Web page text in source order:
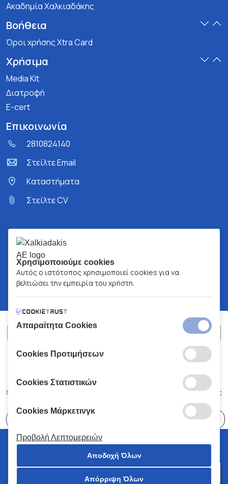
Ακαδημία Χαλκιαδάκης
Βοήθεια
Όροι χρήσης Xtra Card
Χρήσιμα
Media Kit
Διατροφή
E-cert
Επικοινωνία
2810824140
Στείλτε Email
Kαταστήματα
Στείλτε CV
ΧΑΛΚΙΑΔΑΚΗΣ Α.Ε.
Όροι και Προϋποθέσεις Κώδικας Δεοντολογίας
© 2026 Χαλκιαδάκης all rights reserved
Χρησιμοποιούμε cookies
Αυτός ο ιστότοπος χρησιμοποιεί cookies για να
βελτιώσει την εμπειρία του χρήστη.
Απαραίτητα Cookies
Cookies Προτιμήσεων
Cookies Στατιστικών
Cookies Μάρκετινγκ
Προβολή Λεπτομερειών
Αποδοχή Όλων
Απόρριψη Όλων